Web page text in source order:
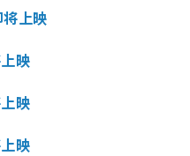
将上映
映
映
映